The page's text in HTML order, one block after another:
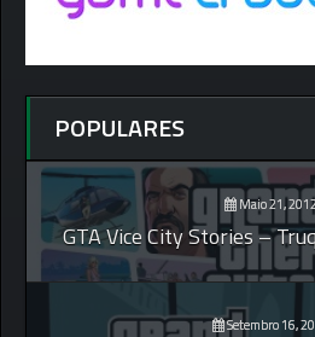
POPULARES
Maio 21, 2012
GTA Vice City Stories –
Setembro 16,